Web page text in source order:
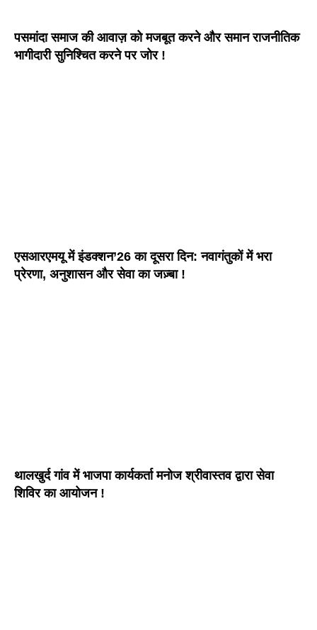
पसमांदा समाज की आवाज़ को मजबूत करने और समान राजनीतिक
भागीदारी सुनिश्चित करने पर जोर !
एसआरएमयू में इंडक्शन’26 का दूसरा दिन: नवागंतुकों में भरा
प्रेरणा, अनुशासन और सेवा का जज़्बा !
थालखुर्द गांव में भाजपा कार्यकर्ता मनोज श्रीवास्तव द्वारा सेवा
शिविर का आयोजन !